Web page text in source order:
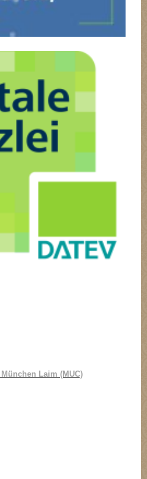
Laim (MUC)